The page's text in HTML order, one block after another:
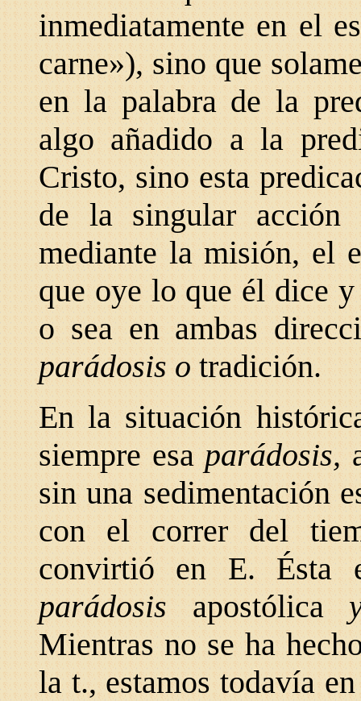
inmediatamente en el
carne»), sino que
en la palabra de la
algo añadido a la
Cristo, sino esta
de la singular
mediante la misión, el
que oye lo que él dice
o sea en ambas
parádosis otradición.
En la situación
siempre esaparádosis,
sin una sedimentación
con el correr del
convirtió en E. Ésta
parádosisapostólica
Mientras no se ha
la t., estamos todavía